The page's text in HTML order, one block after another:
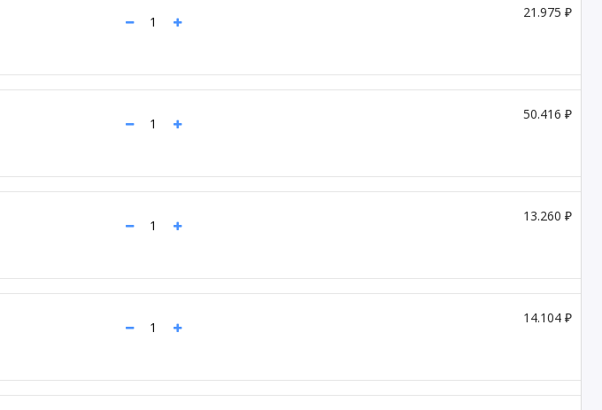
21.975 ₽
50.416 ₽
13.260 ₽
14.104 ₽